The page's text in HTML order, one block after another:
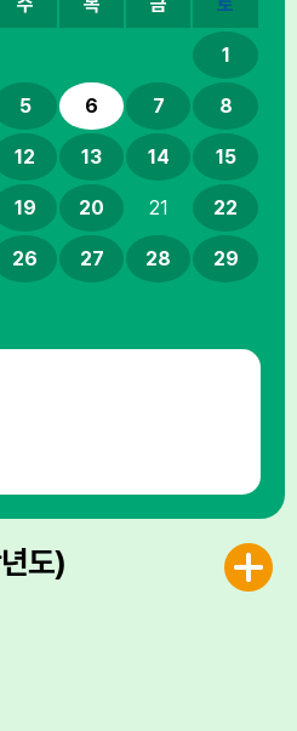
1
5 6 7 8
12 13 14 15
19 20 21 22
26 27 28 29
도)